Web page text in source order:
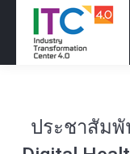
ประชาสัม